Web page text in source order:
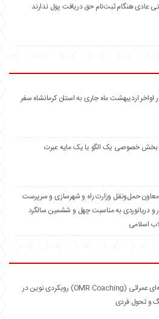
عادی هنگام ثبت‌نام حق دریافت پول ندارند
اردیبهشت ماه جاری به استان کرمانشاه سفر
بخش خصوصی یک الگو یا یک مایه عبرت
معاون حمل‌ونقل وزارت راه و شهرسازی و سرپرست
و دریانوردی به مناسبت چهل و ششمین سالگرد
اسلامی
مدل مداخله‌ای عمرائی (OMR Coaching) رویکردی نوین در
و تحول فردی